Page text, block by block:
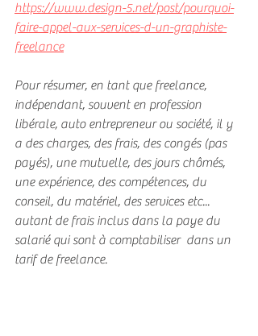
https://www.design-5.net/post/pourquoi-
faire-appel-aux-services-d-un-graphiste-
freelance
Pour résumer, en tant que freelance,
indépendant, souvent en profession
libérale, auto entrepreneur ou société, il y
a des charges, des frais, des congés (pas
payés), une mutuelle, des jours chômés,
une expérience, des compétences, du
conseil, du matériel, des services etc...
autant de frais inclus dans la paye du
salarié qui sont à comptabiliser  dans un
tarif de freelance.